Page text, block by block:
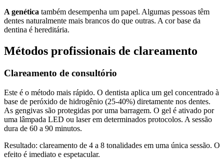
A genética também desempenha um papel. Algumas pessoas têm
dentes naturalmente mais brancos do que outras. A cor base da
dentina é hereditária.
Métodos profissionais de clareamento
Clareamento de consultório
Este é o método mais rápido. O dentista aplica um gel concentrado à
base de peróxido de hidrogênio (25-40%) diretamente nos dentes.
As gengivas são protegidas por uma barragem. O gel é ativado por
uma lâmpada LED ou laser em determinados protocolos. A sessão
dura de 60 a 90 minutos.
Resultado: clareamento de 4 a 8 tonalidades em uma única sessão. O
efeito é imediato e espetacular.